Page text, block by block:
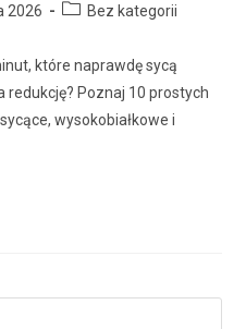
2026 Bez kategorii
które naprawdę sycą
Poznaj 10 prostych
wysokobiałkowe i